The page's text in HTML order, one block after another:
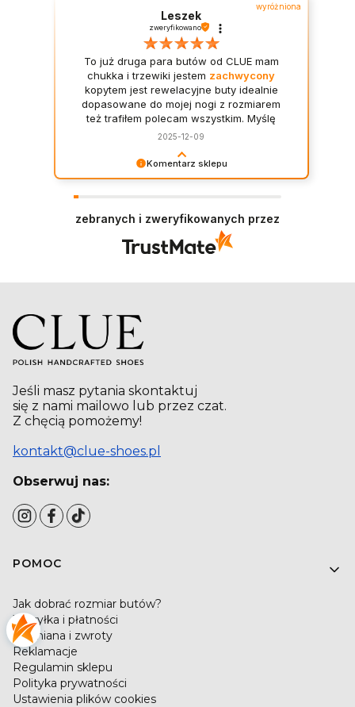
Komentarz sklepu
leży i że oba modele spełniły oczekiwania 😊
wyróżniona
Leszek
zweryfikowano
To już druga para butów od CLUE mam
chukka i trzewiki jestem zachwycony
kopytem jest rewelacyjne buty idealnie
dopasowane do mojej nogi z rozmiarem
też trafiłem polecam wszystkim. Myślę
jeszcze o sztybletach ale poczekam na
2025-12-09
zebranych i zweryfikowanych przez
Jeśli masz pytania skontaktuj
się z nami mailowo lub przez czat.
Z chęcią pomożemy!
kontakt@clue-shoes.pl
Obserwuj nas:
Linki w stopce
POMOC
Jak dobrać rozmiar butów?
Wysyłka i płatności
Wymiana i zwroty
Reklamacje
Regulamin sklepu
Polityka prywatności
Ustawienia plików cookies